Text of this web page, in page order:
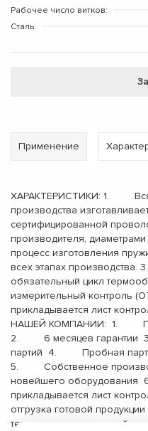
Рабочее число витков:
Сталь:
Применение
ХАРАКТЕРИСТИКИ: 1. Вся
производства
сертифицированной
производителя,
процесс изготовления
всех этапах
обязательный цикл
измерительный
прикладывается лист
НАШЕЙ КОМПАНИИ: 1.
2. 6 месяцев гарантии
партий 4. Пробная
5. Собственное
новейшего
прикладывается лист
отгрузка готовой
терминала транспортной